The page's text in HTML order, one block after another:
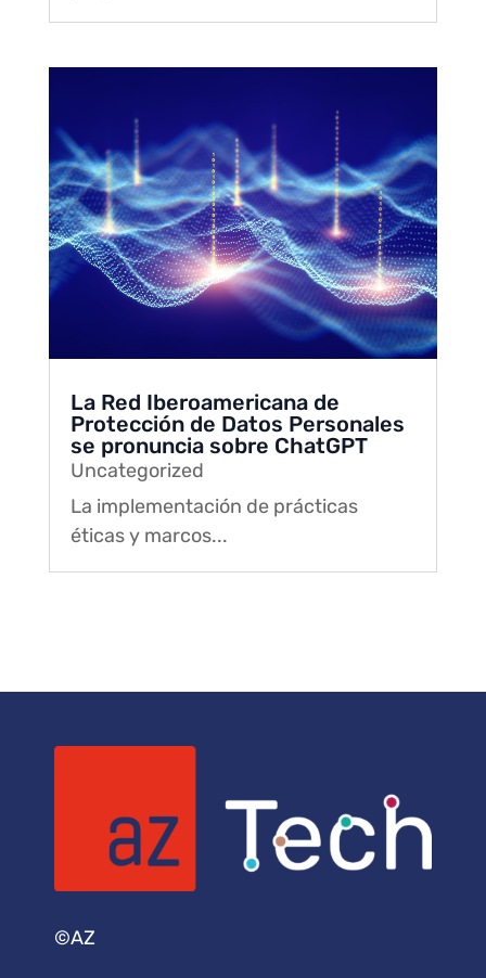
La Red Iberoamericana de
Protección de Datos Personales
se pronuncia sobre ChatGPT
Uncategorized
La implementación de prácticas
éticas y marcos...
©AZ